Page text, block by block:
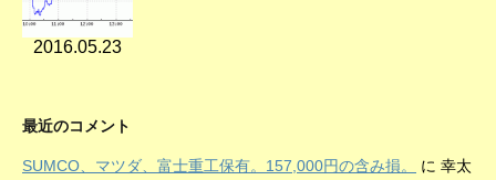
2016.05.23
最近のコメント
SUMCO、マツダ、富士重工保有。157,000円の含み損。 に 幸太